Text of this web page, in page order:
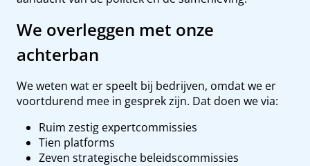
We overleggen met onze
achterban
We weten wat er speelt bij bedrijven, omdat we er
voortdurend mee in gesprek zijn. Dat doen we via:
Ruim zestig expertcommissies
Tien platforms
Zeven strategische beleidscommissies